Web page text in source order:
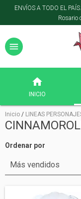
ENVÍOS A TODO EL
Rosario
INICIO
Inicio / LINEAS
Ordenar por